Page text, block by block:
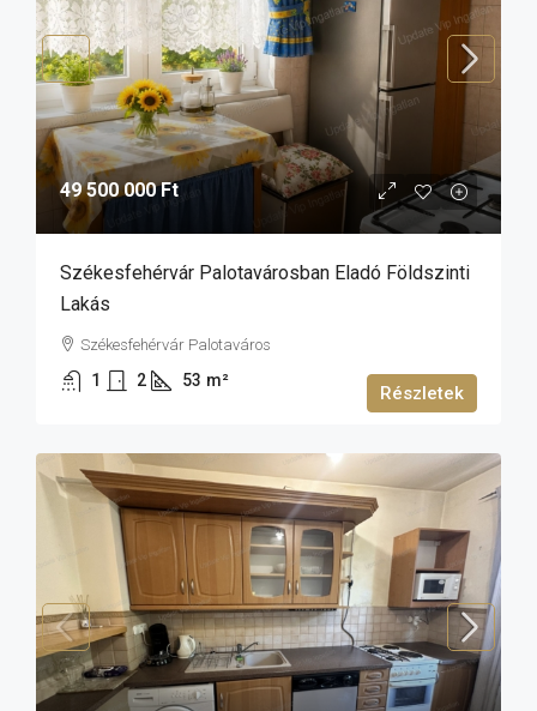
49 500 000 Ft
Székesfehérvár Palotavárosban Eladó Földszinti
Lakás
Székesfehérvár Palotaváros
1 2 53 m²
Részletek